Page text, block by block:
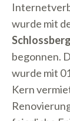
wurde mit
begonnen.
wurde mit
Kern